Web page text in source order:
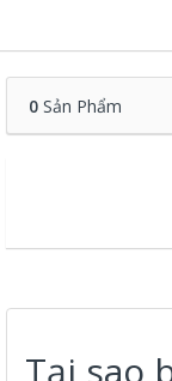
0 Sản Phẩm
Tại sao